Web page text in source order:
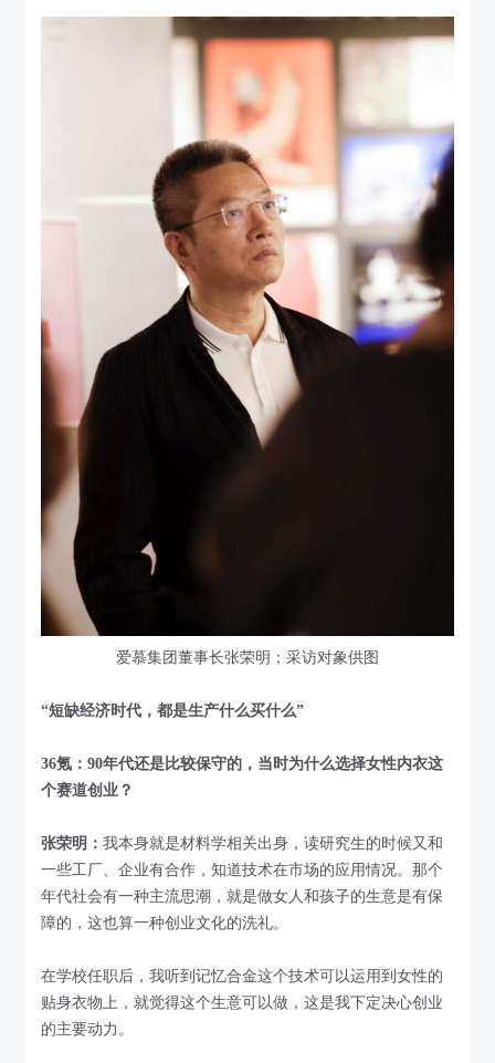
爱慕集团董事长张荣明；采访对象供图
“短缺经济时代，都是生产什么买什么”
36氪：90年代还是比较保守的，当时为什么选择女性内衣这
个赛道创业？
张荣明：我本身就是材料学相关出身，读研究生的时候又和
一些工厂、企业有合作，知道技术在市场的应用情况。那个
年代社会有一种主流思潮，就是做女人和孩子的生意是有保
障的，这也算一种创业文化的洗礼。
在学校任职后，我听到记忆合金这个技术可以运用到女性的
贴身衣物上，就觉得这个生意可以做，这是我下定决心创业
的主要动力。